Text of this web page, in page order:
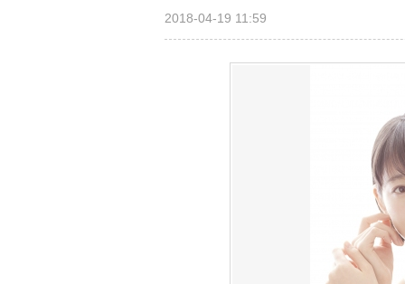
2018-04-19 11:59